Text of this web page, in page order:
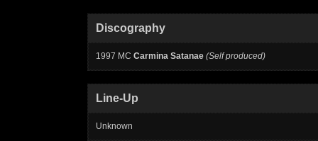
Discography
1997 MC Carmina Satanae (Self produced)
Line-Up
Unknown